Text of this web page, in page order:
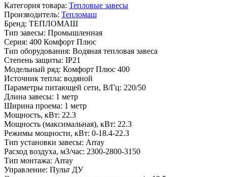
Категория товара: Тепловые завесы
Производитель: Тепломаш
Бренд: ТЕПЛОМАШ
Тип завесы: Промышленная
Серия: 400 Комфорт Плюс
Тип оборудования: Водяная тепловая завеса
Степень защиты: IP21
Модельный ряд: Комфорт Плюс 400
Источник тепла: водяной
Параметры питающей сети, В/Гц: 220/50
Длина завесы: 1 метр
Ширина проема: 1 метр
Мощность, кВт: 22.3
Мощность (максимальная), кВт: 22.3
Режимы мощности, кВт: 0-18.4-22.3
Тип установки завесы: Array
Расход воздуха, м3/час: 2300-2800-3150
Тип монтажа: Array
Управление: Пульт ДУ